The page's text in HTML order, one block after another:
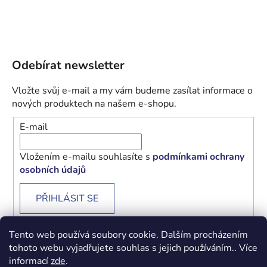
Tento web používá soubory cookie. Dalším procházením
tohoto webu vyjadřujete souhlas s jejich používáním.. Více
informacízde.
Odebírat newsletter
Vložte svůj e-mail a my vám budeme zasílat informace o
nových produktech na našem e-shopu.
E-mail
Vložením e-mailu souhlasíte s podmínkami ochrany
osobních údajů
PŘIHLÁSIT SE